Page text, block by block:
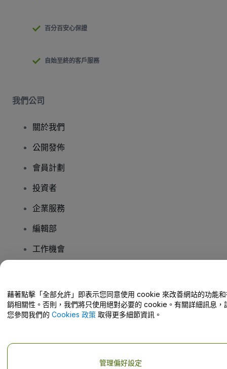
百分百安心保證
自始至終的客戶服務
我們公司
關於我們
公開發佈
會員計劃
投資者
企業服務
編輯部
工作機會
幫助中心 / 聯絡我們
藉著點擊「全部允許」即表示您同意使用 cookie 來改善網站的功能
銷相關性。否則，我們將只使用絕對必要的 cookie。有關詳細訊息，
您參閱我們的 Cookies 政策 取得更多細節資訊。
管理偏好設定